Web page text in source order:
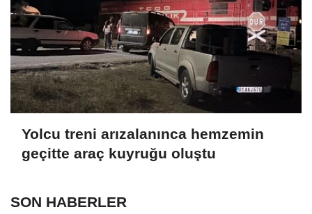
Yolcu treni arızalanınca hemzemin
geçitte araç kuyruğu oluştu
SON HABERLER